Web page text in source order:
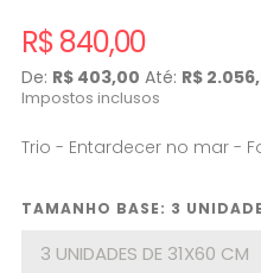
R$ 840,00
De: R$ 403,00 Até: R$
Impostos inclusos
Trio - Entardecer no mar -
TAMANHO BASE: 3